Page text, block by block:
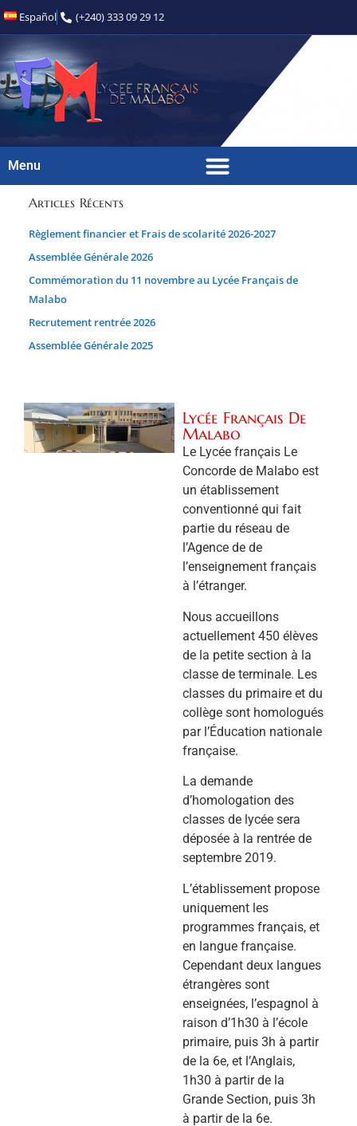
Español (+240) 333 09 29 12
Menu
Lycée Français De
Malabo
Le Lycée français Le
Concorde de Malabo est
un établissement
conventionné qui fait
partie du réseau de
l’Agence de de
l’enseignement français
à l’étranger.
Nous accueillons
actuellement 450 élèves
de la petite section à la
classe de terminale. Les
classes du primaire et du
collège sont homologués
par l’Éducation nationale
française.
La demande
d’homologation des
classes de lycée sera
déposée à la rentrée de
septembre 2019.
L’établissement propose
uniquement les
programmes français, et
en langue française.
Cependant deux langues
étrangères sont
enseignées, l’espagnol à
raison d’1h30 à l’école
primaire, puis 3h à partir
de la 6e, et l’Anglais,
1h30 à partir de la
Grande Section, puis 3h
à partir de la 6e.
Articles Récents
Règlement financier et Frais de scolarité 2026-2027
Assemblée Générale 2026
Commémoration du 11 novembre au Lycée Français de
Malabo
Recrutement rentrée 2026
Assemblée Générale 2025